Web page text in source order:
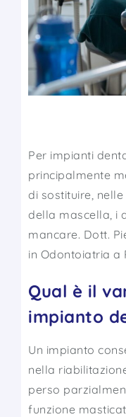
Per impianti
principalmente
di sostituire,
della mascella, i
mancare. Dott.
in Odontoiatria a
Qual è il
impianto
Un impianto
nella
perso
funzione